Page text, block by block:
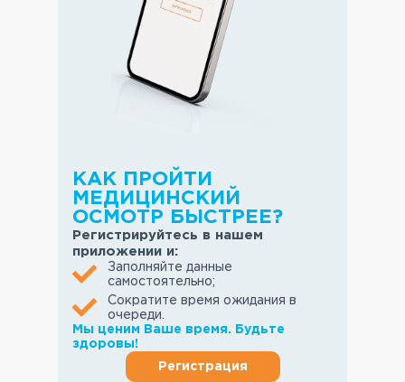
КАК ПРОЙТИ
МЕДИЦИНСКИЙ
ОСМОТР БЫСТРЕЕ?
Регистрируйтесь в нашем
приложении и:
Заполняйте данные
самостоятельно;
Сократите время ожидания в
очереди.
Мы ценим Ваше время. Будьте
здоровы!
Регистрация